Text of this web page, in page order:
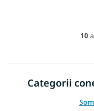
10
Categorii